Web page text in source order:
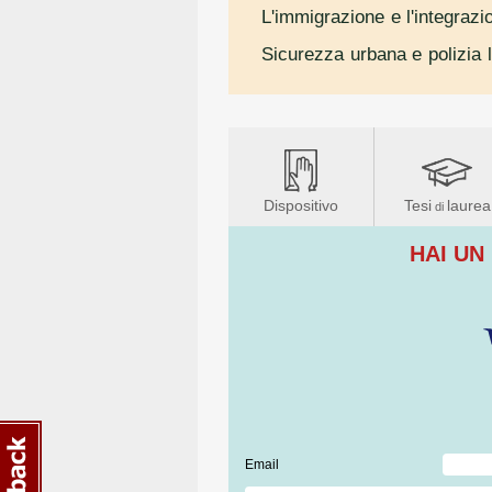
L'immigrazione e
Sicurezza urbana e polizia
Dispositivo Tesidi laurea
HAI UN
Email